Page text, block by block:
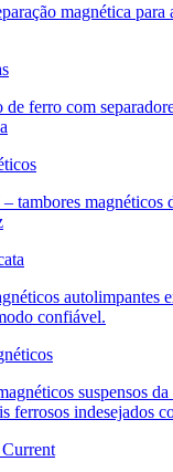
magnética para
de ferro com
tambores magnéticos
autolimpantes
confiável.
suspensos
ferrosos indesejados